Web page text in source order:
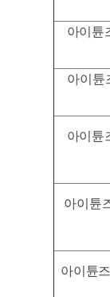
아이튠
아이튠
아이튠
아이튠
아이튠